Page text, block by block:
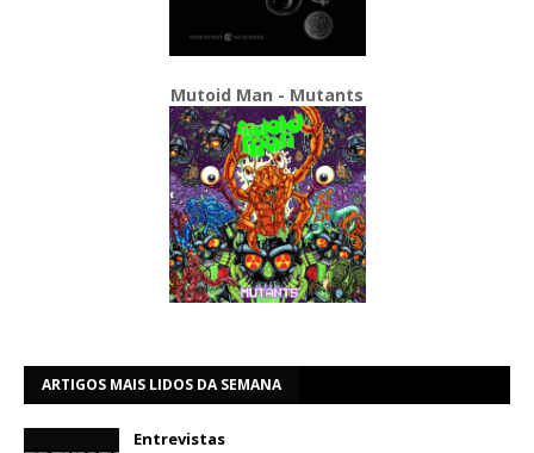
Mutoid Man - Mutants
ARTIGOS MAIS LIDOS DA SEMANA
Entrevistas